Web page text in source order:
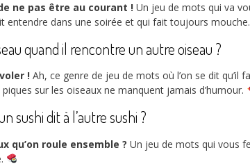
ne pas être au courant ! Un jeu de mots qui va
entendre dans une soirée et qui fait toujours mouche.
quand il rencontre un autre oiseau ?
! Ah, ce genre de jeu de mots où l’on se dit
sur les oiseaux ne manquent jamais d’humour.
sushi dit à l’autre sushi ?
qu’on roule ensemble ? Un jeu de mots qui vous